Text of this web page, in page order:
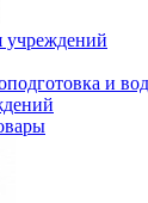
учреждений
и